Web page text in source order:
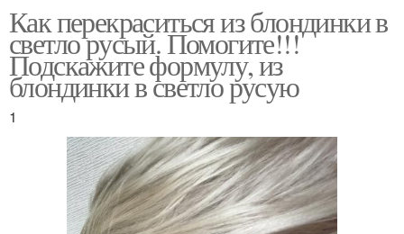
Как перекраситься из блондинки в
светло русый. Помогите!!!
Подскажите формулу, из
блондинки в светло русую
1